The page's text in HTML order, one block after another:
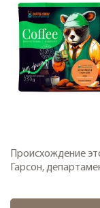
Происхождение
Гарсон,